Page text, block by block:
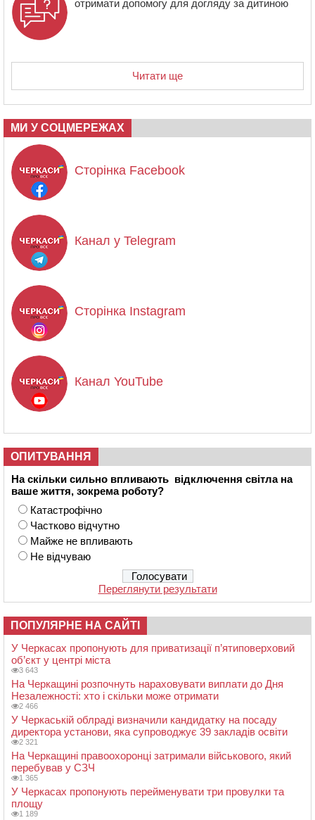
отримати допомогу для догляду за дитиною
Читати ще
МИ У СОЦМЕРЕЖАХ
Сторінка Facebook
Канал у Telegram
Сторінка Instagram
Канал YouTube
ОПИТУВАННЯ
На скільки сильно впливають відключення світла на
ваше життя, зокрема роботу?
Катастрофічно
Частково відчутно
Майже не впливають
Не відчуваю
Переглянути результати
ПОПУЛЯРНЕ НА САЙТІ
У Черкасах пропонують для приватизації п’ятиповерховий
об’єкт у центрі міста
3 643
На Черкащині розпочнуть нараховувати виплати до Дня
Незалежності: хто і скільки може отримати
2 466
У Черкаській облраді визначили кандидатку на посаду
директора установи, яка супроводжує 39 закладів освіти
2 321
На Черкащині правоохоронці затримали військового, який
перебував у СЗЧ
1 365
У Черкасах пропонують перейменувати три провулки та
площу
1 189